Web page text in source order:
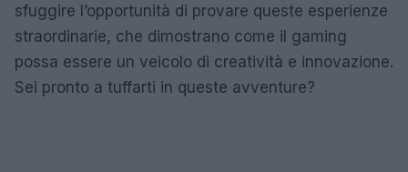
sfuggire l’opportunità di provare queste esperienze
straordinarie, che dimostrano come il gaming
possa essere un veicolo di creatività e innovazione.
Sei pronto a tuffarti in queste avventure?